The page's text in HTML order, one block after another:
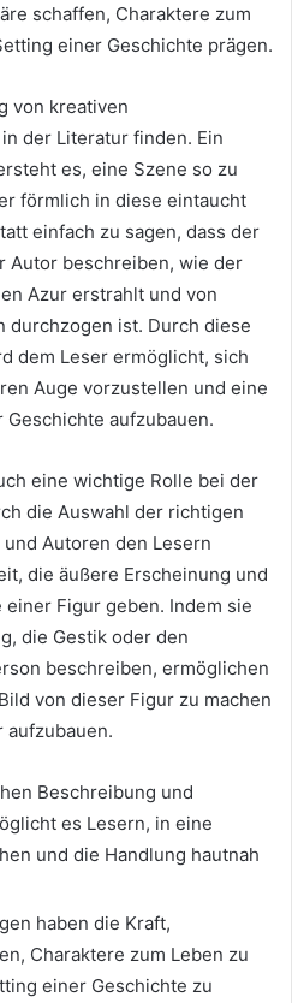
schaffen, Charaktere zum
einer Geschichte prägen.
von kreativen
der Literatur finden. Ein
es, eine Szene so zu
förmlich in diese eintaucht
einfach zu sagen, dass der
Autor beschreiben, wie der
Azur erstrahlt und von
durchzogen ist. Durch diese
dem Leser ermöglicht, sich
Auge vorzustellen und eine
aufzubauen.
eine wichtige Rolle bei der
die Auswahl der richtigen
Autoren den Lesern
die äußere Erscheinung und
Figur geben. Indem sie
die Gestik oder den
beschreiben, ermöglichen
von dieser Figur zu machen
aufzubauen.
Beschreibung und
es Lesern, in eine
und die Handlung hautnah
haben die Kraft,
Charaktere zum Leben zu
einer Geschichte zu